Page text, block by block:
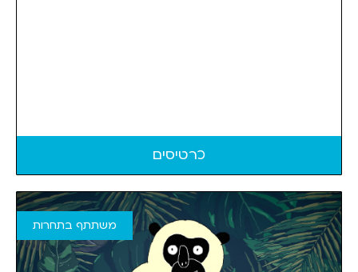
כרטיסים
משתתף בתחרות